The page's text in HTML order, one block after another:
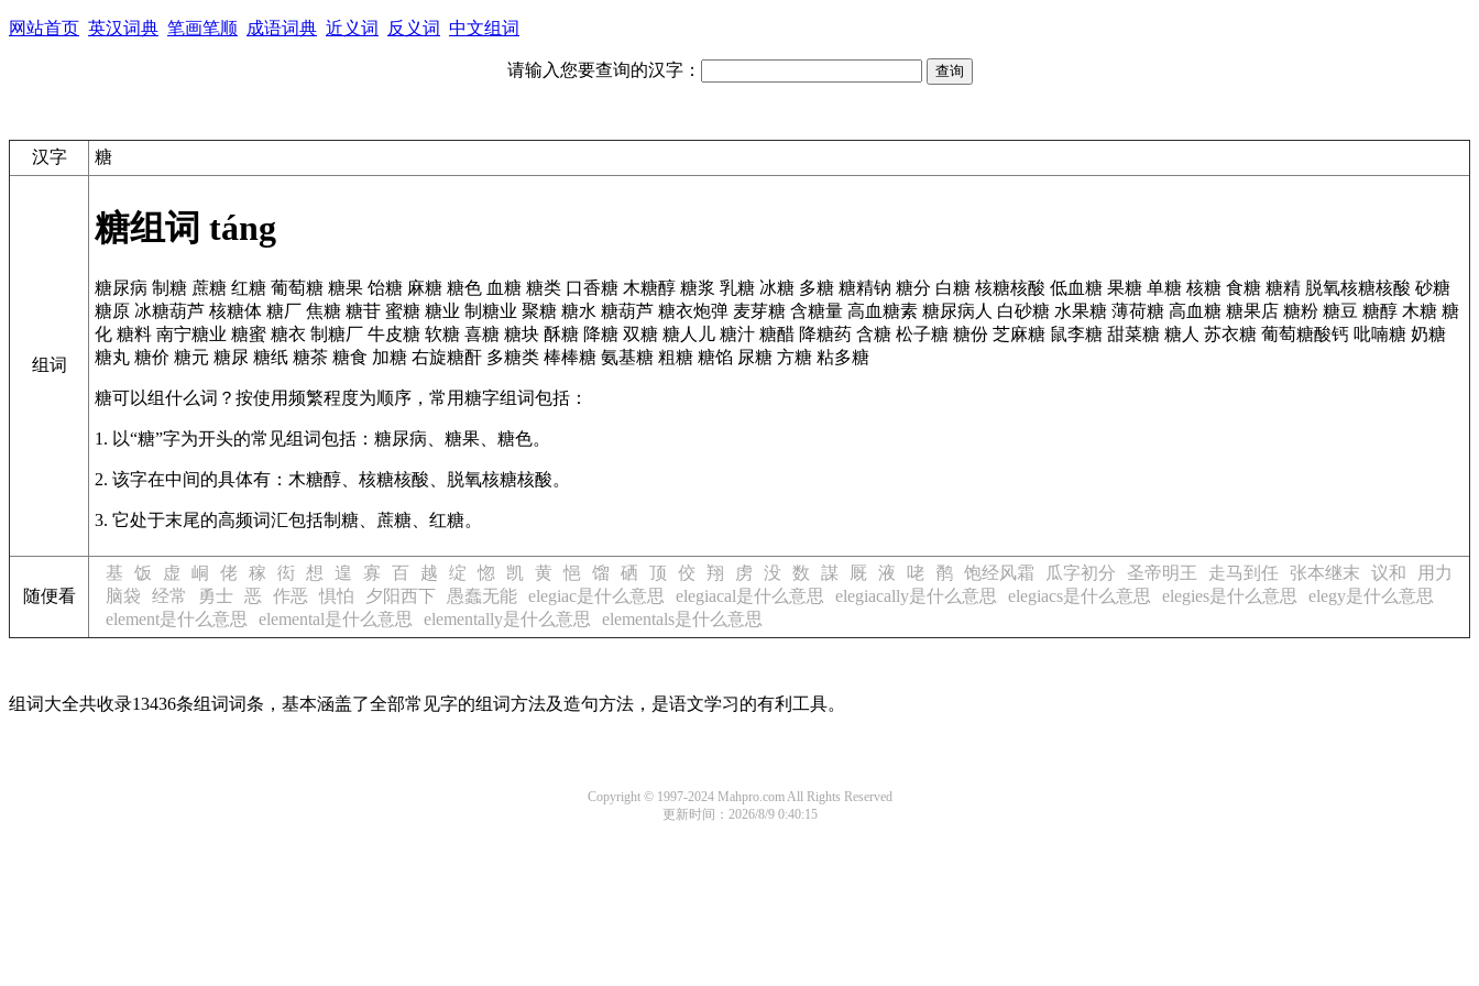
网站首页 英汉词典 笔画笔顺 成语词典 近义词 反义词 中文组词
请输入您要查询的汉字：
汉字 糖
组词
糖组词 táng
糖尿病 制糖 蔗糖 红糖 葡萄糖 糖果 饴糖 麻糖 糖色 血糖 糖类 口香糖 木糖醇 糖浆 乳糖 冰糖 多糖 糖精钠 糖分 白糖 核糖核酸 低血糖 果糖 单糖 核糖 食糖 糖精 脱氧核糖核酸 砂糖
糖原 冰糖葫芦 核糖体 糖厂 焦糖 糖苷 蜜糖 糖业 制糖业 聚糖 糖水 糖葫芦 糖衣炮弹 麦芽糖 含糖量 高血糖素 糖尿病人 白砂糖 水果糖 薄荷糖 高血糖 糖果店 糖粉 糖豆 糖醇 木糖 糖
化 糖料 南宁糖业 糖蜜 糖衣 制糖厂 牛皮糖 软糖 喜糖 糖块 酥糖 降糖 双糖 糖人儿 糖汁 糖醋 降糖药 含糖 松子糖 糖份 芝麻糖 鼠李糖 甜菜糖 糖人 苏衣糖 葡萄糖酸钙 吡喃糖 奶糖
糖丸 糖价 糖元 糖尿 糖纸 糖茶 糖食 加糖 右旋糖酐 多糖类 棒棒糖 氨基糖 粗糖 糖馅 尿糖 方糖 粘多糖
糖可以组什么词？按使用频繁程度为顺序，常用糖字组词包括：
1. 以“糖”字为开头的常见组词包括：糖尿病、糖果、糖色。
2. 该字在中间的具体有：木糖醇、核糖核酸、脱氧核糖核酸。
3. 它处于末尾的高频词汇包括制糖、蔗糖、红糖。
随便看
基 饭 虚 峒 佬 稼 衒 想 遑 寡 百 越 绽 惚 凯 黄 悒 馏 硒 顶 佼 翔 虏 没 数 謀 厩 液 咾 鹡 饱经风霜 瓜字初分 圣帝明王 走马到任 张本继末 议和
用力
脑袋
经常 勇士 恶 作恶 惧怕 夕阳西下 愚蠢无能 elegiac是什么意思 elegiacal是什么意思 elegiacally是什么意思 elegiacs是什么意思 elegies是什么意思
elegy是什么意思
element是什么意思
elemental是什么意思 elementally是什么意思 elementals是什么意思
组词大全共收录13436条组词词条，基本涵盖了全部常见字的组词方法及造句方法，是语文学习的有利工具。
Copyright © 1997-2024 Mahpro.com All Rights Reserved
更新时间：2026/8/9 0:40:15